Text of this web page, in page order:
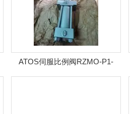
ATOS伺服比例阀RZMO-P1-
010/210